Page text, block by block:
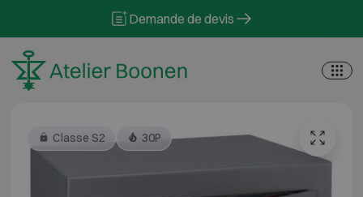
Demande de devis
Classe S2 30P